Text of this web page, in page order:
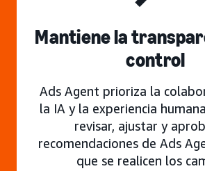
Mantiene la
control
Ads Agent prioriza la
la IA y la experiencia
revisar, ajustar y
recomendaciones de Ads
que se realicen los